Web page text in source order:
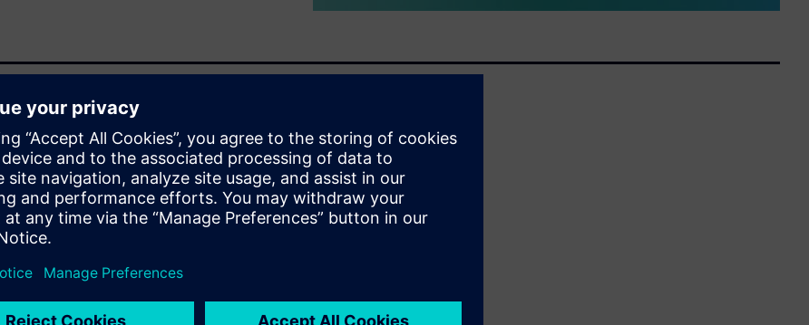
mechaniczny.
możliwość produkcji
błędów w skróconym cyklu
umożliwia
jako że dzisiejsze
są coraz bardziej
jest także
problemów dotyczących